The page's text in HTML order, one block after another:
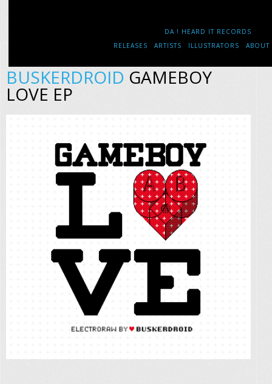
DA ! HEARD IT RECORDS
RELEASES
ARTISTS ILLUSTRATORS ABOUT
BUSKERDROID GAMEBOY
LOVE EP